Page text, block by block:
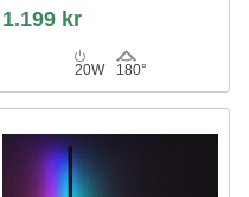
1.199 kr
20W 180°